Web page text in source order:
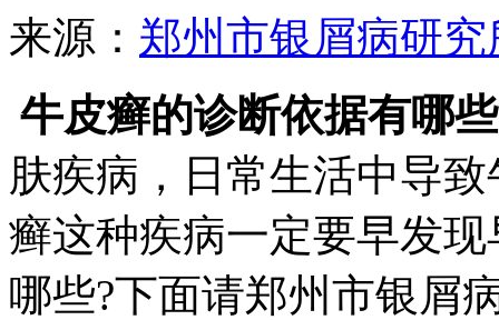
来源： 郑州市银屑病研究
牛皮癣的诊断依据有哪
肤疾病，日常生活中导
癣这种疾病一定要早发
哪些?下面请郑州市银屑